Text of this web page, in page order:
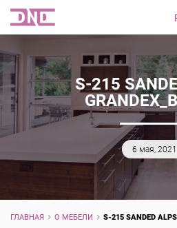
S-215
6 мая, 2021
ГЛАВНАЯ О МЕБЕЛИ S-215 SANDED